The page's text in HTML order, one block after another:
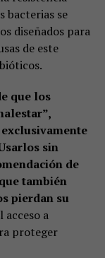
bacterias se
diseñados para
de este
que los
sin
de
también
pierdan su
acceso a
proteger